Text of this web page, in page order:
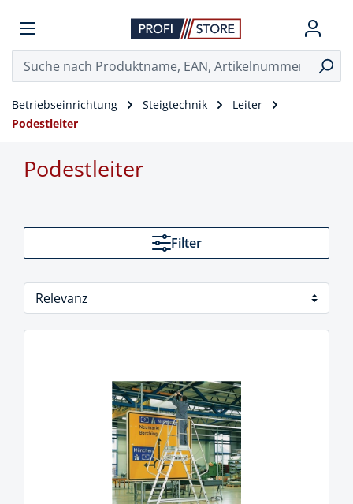
Betriebseinrichtung Steigtechnik
Leiter
Podestleiter
Podestleiter
Filter